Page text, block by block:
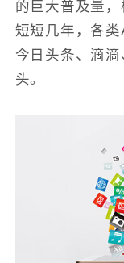
的巨大普及量，
短短几年，各
今日头条、滴
头。